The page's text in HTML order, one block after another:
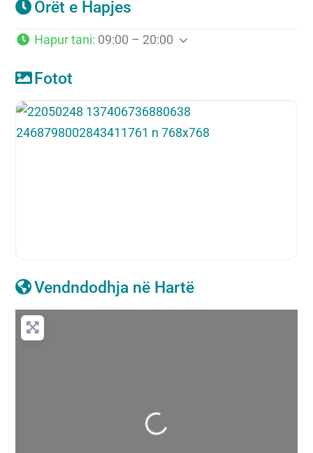
Orët e Hapjes
Hapur tani: 09:00 – 20:00
Fotot
Vendndodhja në Hartë